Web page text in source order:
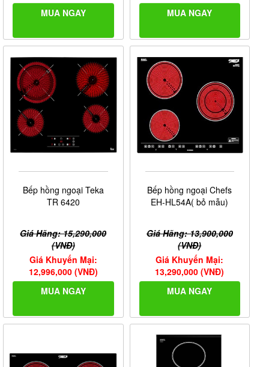
MUA NGAY
MUA NGAY
Bếp hồng ngoại Teka
TR 6420
Giá Hãng: 15,290,000
(VNĐ)
Giá Khuyến Mại:
12,996,000 (VNĐ)
MUA NGAY
Bếp hồng ngoại Chefs
EH-HL54A( bỏ mẫu)
Giá Hãng: 13,900,000
(VNĐ)
Giá Khuyến Mại:
13,290,000 (VNĐ)
MUA NGAY